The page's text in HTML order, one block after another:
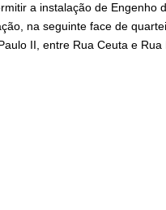
a instalação de Engenho
na seguinte face de
II, entre Rua Ceuta e Rua